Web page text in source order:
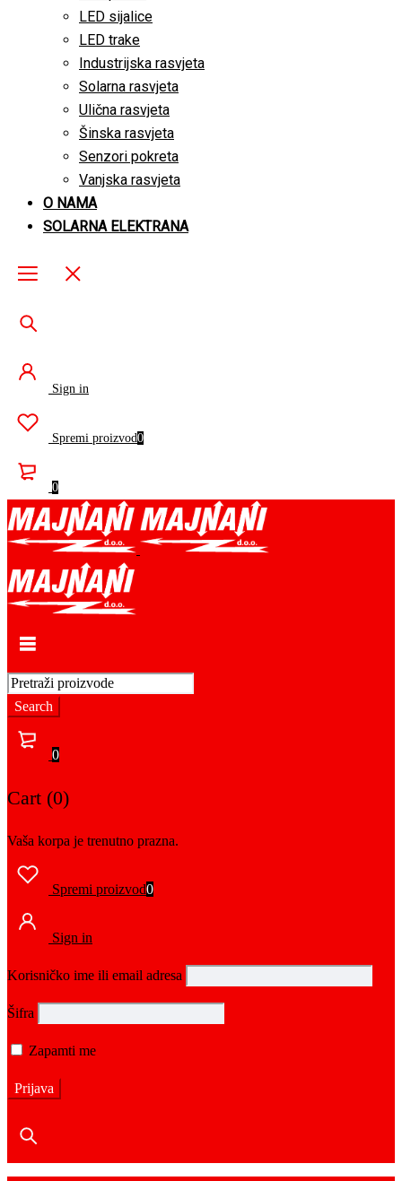
LED sijalice
LED trake
Industrijska rasvjeta
Solarna rasvjeta
Ulična rasvjeta
Šinska rasvjeta
Senzori pokreta
Vanjska rasvjeta
O NAMA
SOLARNA ELEKTRANA
Sign in
Spremi proizvod0
0
0
Cart (0)
Vaša korpa je trenutno prazna.
Spremi proizvod0
Sign in
Korisničko ime ili email adresa
Šifra
Zapamti me